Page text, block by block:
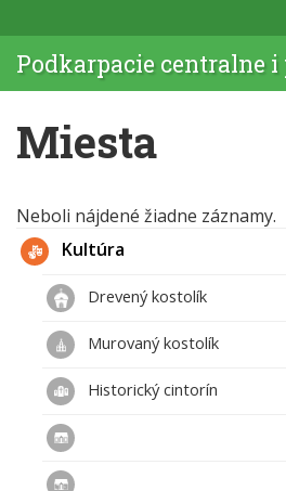
Podkarpacie centralne i
Miesta
Neboli nájdené žiadne záznamy.
Kultúra
Drevený kostolík
Murovaný kostolík
Historický cintorín